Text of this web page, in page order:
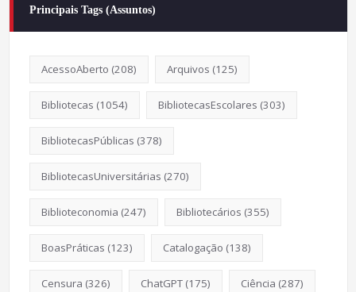
Principais Tags (Assuntos)
AcessoAberto (208) Arquivos (125)
Bibliotecas (1054) BibliotecasEscolares (303)
BibliotecasPúblicas (378)
BibliotecasUniversitárias (270)
Biblioteconomia (247) Bibliotecários (355)
BoasPráticas (123) Catalogação (138)
Censura (326) ChatGPT(175) Ciência (287)